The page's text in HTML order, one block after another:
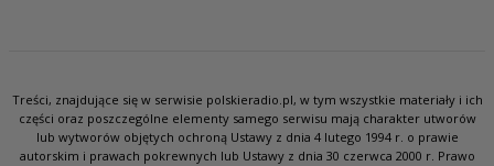
Treści, znajdujące się w serwisie polskieradio.pl, w tym wszystkie materiały i ich
części oraz poszczególne elementy samego serwisu mają charakter utworów
lub wytworów objętych ochroną Ustawy z dnia 4 lutego 1994 r. o prawie
autorskim i prawach pokrewnych lub Ustawy z dnia 30 czerwca 2000 r. Prawo